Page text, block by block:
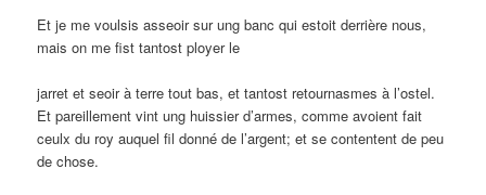
Et je me voulsis asseoir sur ung banc qui estoit derrière nous,
mais on me fist tantost ployer le
jarret et seoir à terre tout bas, et tantost retournasmes à l’ostel.
Et pareillement vint ung huissier d’armes, comme avoient fait
ceulx du roy auquel fil donné de l’argent; et se contentent de peu
de chose.